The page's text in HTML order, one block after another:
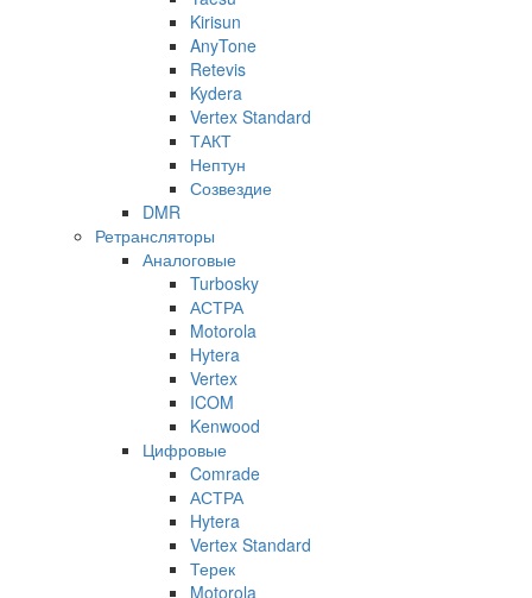
Kirisun
AnyTone
Retevis
Kydera
Vertex Standard
ТАКТ
Нептун
Созвездие
DMR
Ретрансляторы
Аналоговые
Turbosky
АСТРА
Motorola
Hytera
Vertex
ICOM
Kenwood
Цифровые
Comrade
АСТРА
Hytera
Vertex Standard
Терек
Motorola